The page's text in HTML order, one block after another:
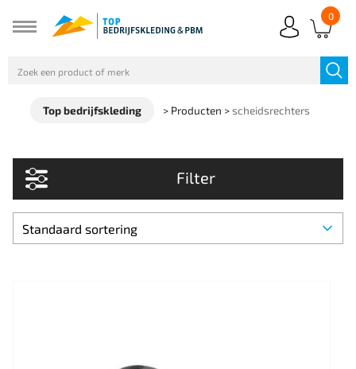
0
Top bedrijfskleding > Producten >scheidsrechters
Filter